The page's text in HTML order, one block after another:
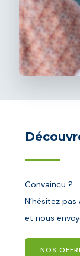
Convaincu ?
N’hésitez
et nous
NOS